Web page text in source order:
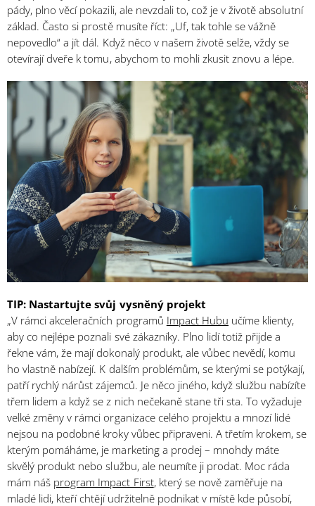
pády, plno věcí pokazili, ale nevzdali to, což je v životě absolutní
základ. Často si prostě musíte říct: „Uf, tak tohle se vážně
nepovedlo“ a jít dál. Když něco v našem životě selže, vždy se
otevírají dveře k tomu, abychom to mohli zkusit znovu a lépe.
TIP: Nastartujte svůj vysněný projekt
„V rámci akceleračních programů Impact Hubu učíme klienty,
aby co nejlépe poznali své zákazníky. Plno lidí totiž přijde a
řekne vám, že mají dokonalý produkt, ale vůbec nevědí, komu
ho vlastně nabízejí. K dalším problémům, se kterými se potýkají,
patří rychlý nárůst zájemců. Je něco jiného, když službu nabízíte
třem lidem a když se z nich nečekaně stane tři sta. To vyžaduje
velké změny v rámci organizace celého projektu a mnozí lidé
nejsou na podobné kroky vůbec připraveni. A třetím krokem, se
kterým pomáháme, je marketing a prodej – mnohdy máte
skvělý produkt nebo službu, ale neumíte ji prodat. Moc ráda
mám náš program Impact First, který se nově zaměřuje na
mladé lidi, kteří chtějí udržitelně podnikat v místě kde působí,